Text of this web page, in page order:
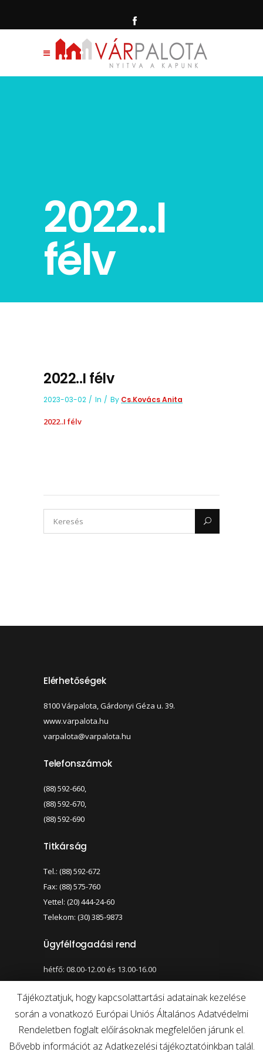
2022..I
félv
2022..I félv
2023-03-02 In By Cs.Kovács Anita
2022..I félv
Elérhetőségek
8100 Várpalota, Gárdonyi Géza u. 39.
www.varpalota.hu
varpalota@varpalota.hu
Telefonszámok
(88) 592-660,
(88) 592-670,
(88) 592-690
Titkárság
Tel.: (88) 592-672
Fax: (88) 575-760
Yettel: (20) 444-24-60
Telekom: (30) 385-9873
Ügyfélfogadási rend
hétfő: 08.00-12.00 és 13.00-16.00
szerda: 08.00-12.00 és 13.00-17.00
Nagy kontraszt váltása
Betűméret váltása
Tájékoztatjuk, hogy kapcsolattartási adatainak kezelése
során a vonatkozó Európai Uniós Általános Adatvédelmi
Rendeletben foglalt előírásoknak megfelelően járunk el.
Bővebb információt az Adatkezelési tájékoztatóinkban talál.